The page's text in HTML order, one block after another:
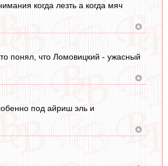
когда лезть а когда мяч
понял, что Ломовицкий - ужасный
под айриш эль и